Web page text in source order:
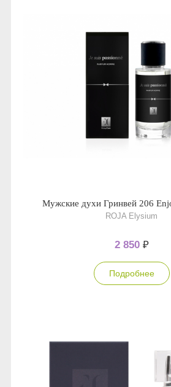
Мужские духи Гринвей 206
ROJA Elysium
2 850 ₽
Подробнее